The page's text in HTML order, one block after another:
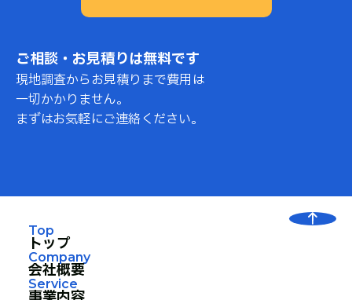
ご相談・お見積りは無料です
現地調査からお見積りまで費用は
一切かかりません。
まずはお気軽にご連絡ください。
Top
トップ
Company
会社概要
Service